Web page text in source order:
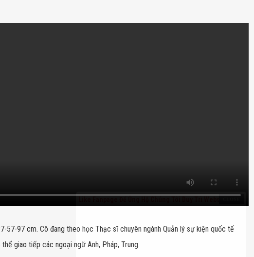
57-97 cm. Cô đang theo học Thạc sĩ chuyên ngành Quản lý sự kiện quốc tế
giao tiếp các ngoại ngữ Anh, Pháp, Trung.